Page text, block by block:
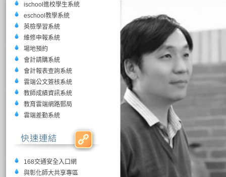
ischool進校學生系統
eschool教學系統
英檢學習系統
維修申報系統
場地預約
會計請購系統
會計報表查詢系統
雲端公文簽核系統
教師成績資訊系統
教育雲端網路郵局
雲端差勤系統
168交通安全入口網
與彰化師大共享專區